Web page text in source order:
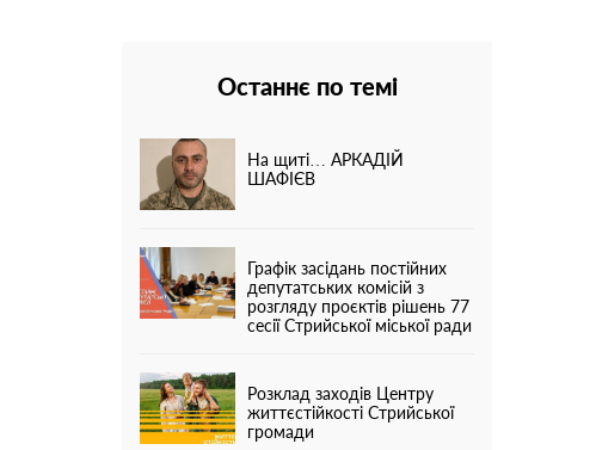
Останнє по темі
На щиті… АРКАДІЙ
ШАФІЄВ
Графік засідань постійних
депутатських комісій з
розгляду проєктів рішень 77
сесії Стрийської міської ради
Розклад заходів Центру
життєстійкості Стрийської
громади